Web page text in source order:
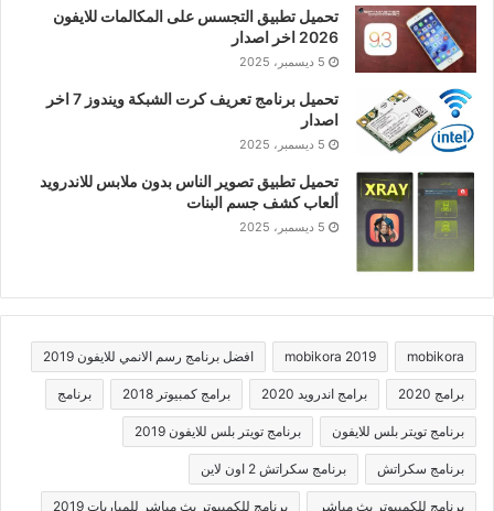
تحميل تطبيق التجسس على المكالمات للايفون
2026 اخر اصدار
5 ديسمبر، 2025
تحميل برنامج تعريف كرت الشبكة ويندوز 7 اخر
اصدار
5 ديسمبر، 2025
تحميل تطبيق تصوير الناس بدون ملابس للاندرويد
ألعاب كشف جسم البنات
5 ديسمبر، 2025
mobikora
mobikora 2019 افضل برنامج رسم الانمي للايفون 2019
برامج 2020 برامج اندرويد 2020 برامج كمبيوتر 2018 برنامج
برنامج تويتر بلس للايفون برنامج تويتر بلس للايفون 2019
برنامج سكراتش برنامج سكراتش 2 اون لاين
برنامج للكمبيوتر بث مباشر برنامج للكمبيوتر بث مباشر للمباريات 2019